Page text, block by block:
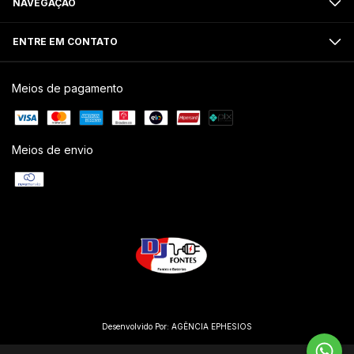
NAVEGAÇÃO
ENTRE EM CONTATO
Meios de pagamento
Meios de envio
Desenvolvido Por: AGÊNCIA EPHESIOS